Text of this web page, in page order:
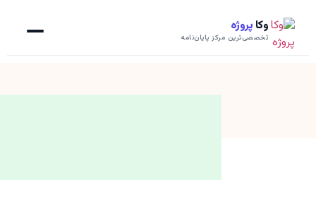
وکا پروژه
تخصصی‌ترین مرکز پایان‌نامه